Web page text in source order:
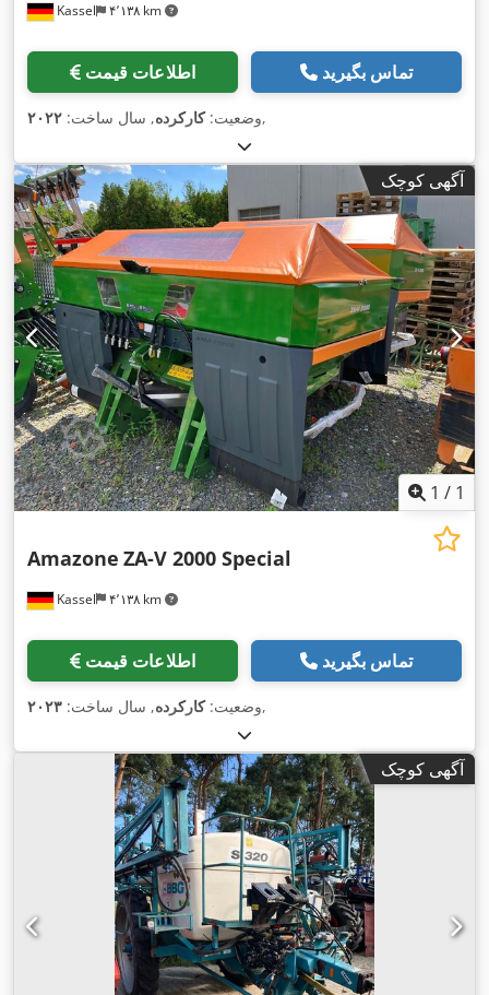
Kassel ۴٬۱۳۸ km
اطلاعات قیمت تماس بگیرید
وضعیت:کارکرده, سال ساخت: ۲۰۲۲ ,
آگهی کوچک
1 / 1
Kassel ۴٬۱۳۸ km
Amazone ZA-V 2000 Special
اطلاعات قیمت تماس بگیرید
وضعیت:کارکرده, سال ساخت: ۲۰۲۳ ,
آگهی کوچک